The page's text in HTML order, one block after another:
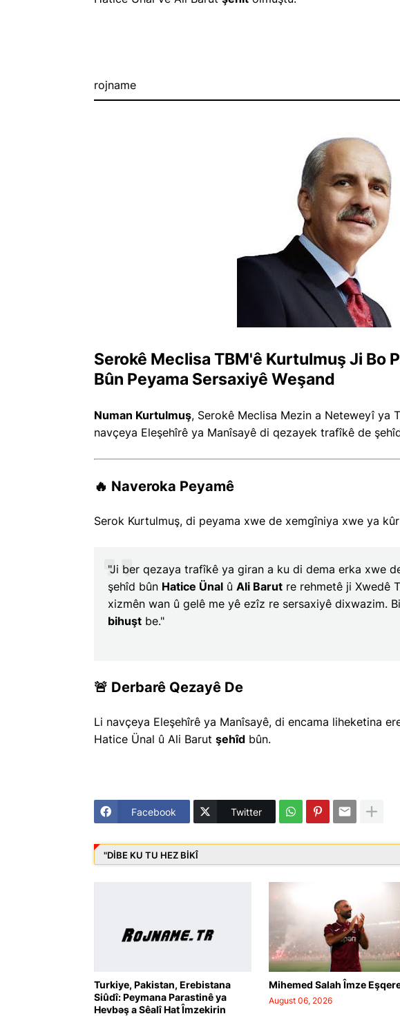
rojname
Serokê Meclisa TBM'ê Kurtulmuş Ji Bo
Bûn Peyama Sersaxiyê Weşand
Numan Kurtulmuş, Serokê Meclisa Mezin a Neteweyî ya
navçeya Eleşehîrê ya Manîsayê di qezayek trafîkê de
🔥 Naveroka Peyamê
Serok Kurtulmuş, di peyama xwe de xemgîniya xwe ya
"Ji ber qezaya trafîkê ya giran a ku di dema erka xwe
şehîd bûn Hatice Ünalû Ali Barutre rehmetê ji Xwedê
xizmên wan û gelê me yê ezîz re sersaxiyê dixwazim.
bihuştbe."
🚨 Derbarê Qezayê De
Li navçeya Eleşehîrê ya Manîsayê, di encama liheketina
Hatice Ünal û Ali Barut şehîdbûn.
Facebook Twitter
"DIBE KU TU HEZ BIKÎ
Turkiye, Pakistan, Erebistana
Siûdî: Peymana Parastinê ya
Hevbəş a Sêalî Hat Îmzekirin
Mihemed Salah Îmze
August 06, 2026